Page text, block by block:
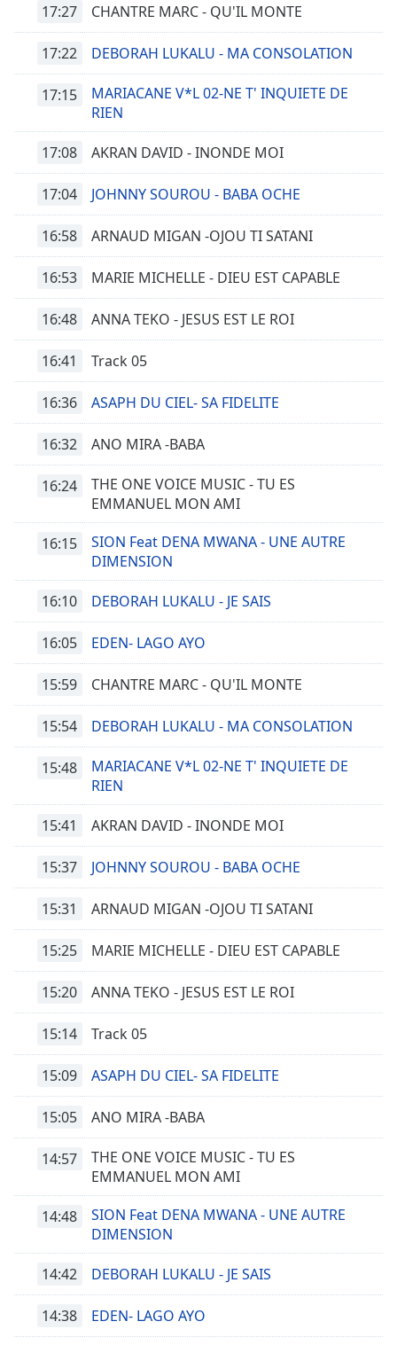
Fullscreen
This
Beginning
window.
Escape
will
Opacity
Opacity
Background
Opacity
Text
Style
Font
End
window.
17:27 CHANTRE MARC - QU'IL MONTE
17:22 DEBORAH LUKALU - MA CONSOLATION
17:15
MARIACANE V*L 02-NE T' INQUIETE DE
RIEN
17:08 AKRAN DAVID - INONDE MOI
17:04 JOHNNY SOUROU - BABA OCHE
16:58 ARNAUD MIGAN -OJOU TI SATANI
16:53 MARIE MICHELLE - DIEU EST CAPABLE
16:48 ANNA TEKO - JESUS EST LE ROI
16:41 Track 05
16:36 ASAPH DU CIEL- SA FIDELITE
16:32 ANO MIRA -BABA
16:24
THE ONE VOICE MUSIC - TU ES
EMMANUEL MON AMI
16:15
SION Feat DENA MWANA - UNE AUTRE
DIMENSION
16:10 DEBORAH LUKALU - JE SAIS
16:05 EDEN- LAGO AYO
15:59 CHANTRE MARC - QU'IL MONTE
15:54 DEBORAH LUKALU - MA CONSOLATION
15:48
MARIACANE V*L 02-NE T' INQUIETE DE
RIEN
15:41 AKRAN DAVID - INONDE MOI
15:37 JOHNNY SOUROU - BABA OCHE
15:31 ARNAUD MIGAN -OJOU TI SATANI
15:25 MARIE MICHELLE - DIEU EST CAPABLE
15:20 ANNA TEKO - JESUS EST LE ROI
15:14 Track 05
15:09 ASAPH DU CIEL- SA FIDELITE
15:05 ANO MIRA -BABA
14:57
THE ONE VOICE MUSIC - TU ES
EMMANUEL MON AMI
14:48
SION Feat DENA MWANA - UNE AUTRE
DIMENSION
14:42 DEBORAH LUKALU - JE SAIS
14:38 EDEN- LAGO AYO